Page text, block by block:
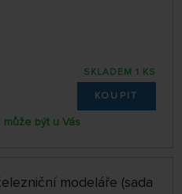
SKLADEM 1 KS
KOUPIT
může být u Vás
modeláře (sada